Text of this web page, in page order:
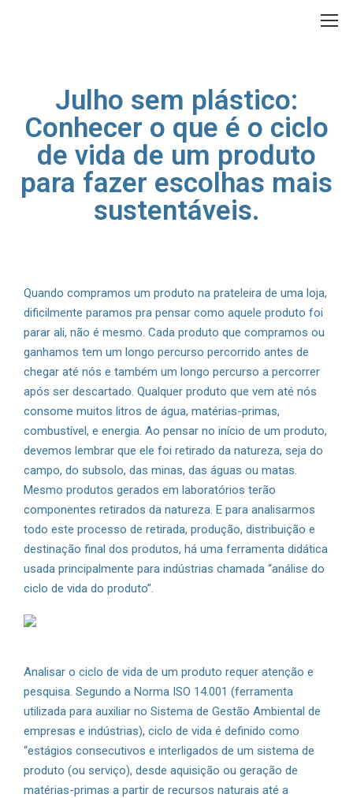
Julho sem plástico:
Conhecer o que é o ciclo
de vida de um produto
para fazer escolhas mais
sustentáveis.
Quando compramos um produto na prateleira de uma loja,
dificilmente paramos pra pensar como aquele produto foi
parar ali, não é mesmo. Cada produto que compramos ou
ganhamos tem um longo percurso percorrido antes de
chegar até nós e também um longo percurso a percorrer
após ser descartado. Qualquer produto que vem até nós
consome muitos litros de água, matérias-primas,
combustível, e energia. Ao pensar no início de um produto,
devemos lembrar que ele foi retirado da natureza, seja do
campo, do subsolo, das minas, das águas ou matas.
Mesmo produtos gerados em laboratórios terão
componentes retirados da natureza. E para analisarmos
todo este processo de retirada, produção, distribuição e
destinação final dos produtos, há uma ferramenta didática
usada principalmente para indústrias chamada “análise do
ciclo de vida do produto”.
Analisar o ciclo de vida de um produto requer atenção e
pesquisa. Segundo a Norma ISO 14.001 (ferramenta
utilizada para auxiliar no Sistema de Gestão Ambiental de
empresas e indústrias), ciclo de vida é definido como
“estágios consecutivos e interligados de um sistema de
produto (ou serviço), desde aquisição ou geração de
matérias-primas a partir de recursos naturais até a